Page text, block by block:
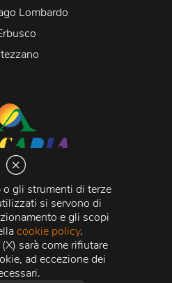
gli strumenti di terze
si servono di
e gli scopi
cookie policy.
sarà come rifiutare
ad eccezione dei
Lombardo
Libertà 20066 Melzo (MI)
di Milano n. 1427910
di Milano n. 338392 -
| Capitale Sociale
i.v.
S.r.l. 2026 © Tutti i diritti